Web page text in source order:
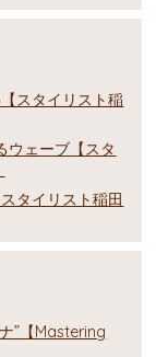
スタイリスト稲
ェーブ【スタ
タイリスト稲田
”【Mastering